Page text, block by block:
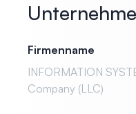
Firmenname
INFORMATION
Company (LLC)